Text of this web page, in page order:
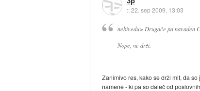
::22. sep 2009, 13:03
nebivedu> Drugače pa navaden
Nope, ne drži.
Zanimivo res, kako se drži mit, da
namene - ki pa so daleč od